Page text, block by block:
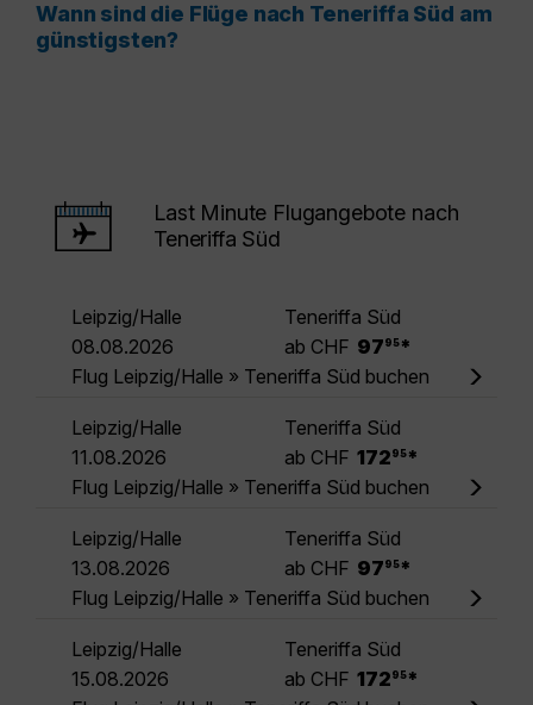
Wann sind die Flüge nach Teneriffa Süd am
günstigsten?
Last Minute Flugangebote nach
Teneriffa Süd
Leipzig/Halle
Teneriffa Süd
08.08.2026
ab CHF 97 95 *
Flug Leipzig/Halle » Teneriffa Süd buchen
Leipzig/Halle
Teneriffa Süd
11.08.2026
ab CHF 172 95 *
Flug Leipzig/Halle » Teneriffa Süd buchen
Leipzig/Halle
Teneriffa Süd
13.08.2026
ab CHF 97 95 *
Flug Leipzig/Halle » Teneriffa Süd buchen
Leipzig/Halle
Teneriffa Süd
15.08.2026
ab CHF 172 95 *